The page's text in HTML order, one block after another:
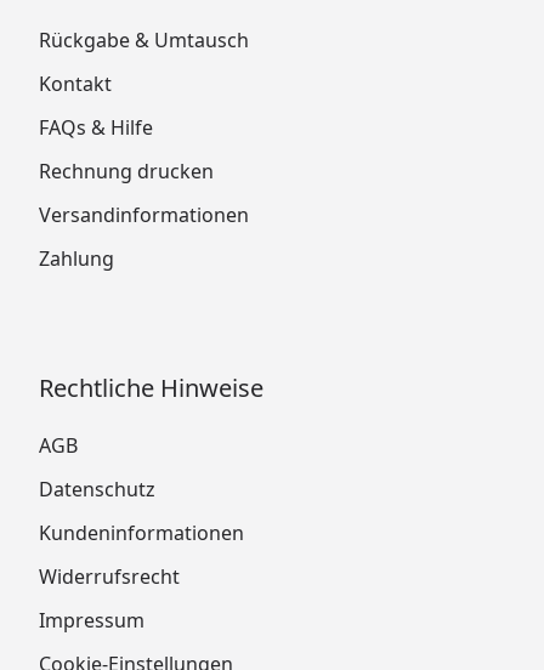
Rückgabe & Umtausch
Kontakt
FAQs & Hilfe
Rechnung drucken
Versandinformationen
Zahlung
Rechtliche Hinweise
AGB
Datenschutz
Kundeninformationen
Widerrufsrecht
Impressum
Cookie-Einstellungen